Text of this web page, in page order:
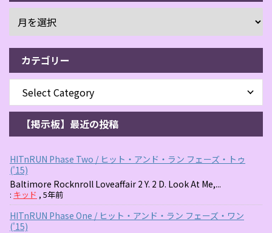
カテゴリー
【掲示板】最近の投稿
HITnRUN Phase Two / ヒット・アンド・ラン フェーズ・トゥ
('15)
Baltimore Rocknroll Loveaffair 2 Y. 2 D. Look At Me,...
: キッド , 5年前
HITnRUN Phase One / ヒット・アンド・ラン フェーズ・ワン
('15)